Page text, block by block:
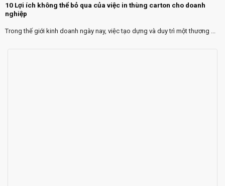
10 Lợi ích không thể bỏ qua của việc in thùng carton cho doanh
nghiệp
Trong thế giới kinh doanh ngày nay, việc tạo dựng và duy trì một thương ...